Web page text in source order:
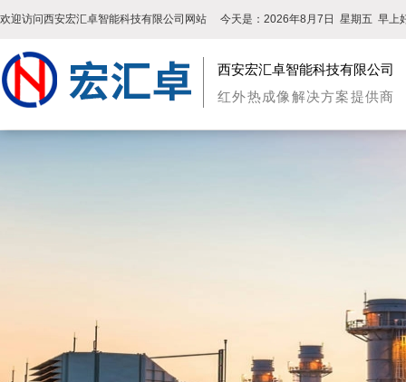
欢迎访问西安宏汇卓智能科技有限公司网站 今天是： 2026年8月7日 星期五 早上
西安宏汇卓智能科技有限公司
红外热成像解决方案提供商